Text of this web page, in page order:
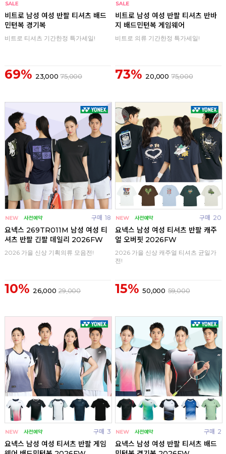
비트로 남성 여성 반팔 티셔츠 배드
민턴복 경기복
비트로 티셔츠 기간한정 특가세일!
69% 23,000 75,000
비트로 남성 여성 반팔 티셔츠 반바
지 배드민턴복 게임웨어
비트로 의류 기간한정 특가세일!
73% 20,000 75,000
구매 18
요넥스 269TR011M 남성 여성 티
셔츠 반팔 긴팔 데일리 2026FW
2026 가을 신상 기획의류 모음전!
10% 26,000 29,000
구매 20
요넥스 남성 여성 티셔츠 반팔 캐주
얼 오버핏 2026FW
2026 가을 신상 캐주얼 티셔츠 균일가
전!
15% 50,000 59,000
구매 3
요넥스 남성 여성 티셔츠 반팔 게임
구매 2
요넥스 남성 여성 반팔 티셔츠 배드